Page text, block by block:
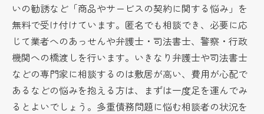
いの勧誘など「商品やサービスの契約に関する悩み」を
無料で受け付けています。匿名でも相談でき、必要に応
じて業者へのあっせんや弁護士・司法書士、警察・行政
機関への橋渡しを行います。いきなり弁護士や司法書士
などの専門家に相談するのは敷居が高い、費用が心配で
あるなどの悩みを抱える方は、まずは一度足を運んでみ
るとよいでしょう。多重債務問題に悩む相談者の状況を